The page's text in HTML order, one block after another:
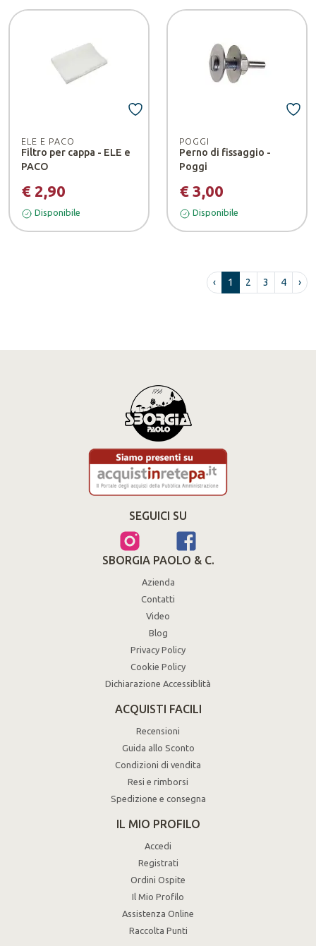
ELE E PACO
Filtro per cappa - ELE e
PACO
€ 2,90
Disponibile
POGGI
Perno di fissaggio -
Poggi
€ 3,00
Disponibile
‹ 1 2 3 4 ›
SEGUICI SU
SBORGIA PAOLO & C.
Azienda
Contatti
Video
Blog
Privacy Policy
Cookie Policy
Dichiarazione Accessiblità
ACQUISTI FACILI
Recensioni
Guida allo Sconto
Condizioni di vendita
Resi e rimborsi
Spedizione e consegna
IL MIO PROFILO
Accedi
Registrati
Ordini Ospite
Il Mio Profilo
Assistenza Online
Raccolta Punti